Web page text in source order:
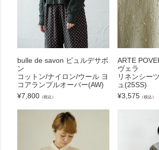
bulle de savon ビュルデサボ
ン
コットン/ナイロン/ウール ヨ
コアランプルオーバー(AW)
¥7,800（税込）
ARTE
ヴェラ
リネンシー
ュ(25SS)
¥3,575 （税込）